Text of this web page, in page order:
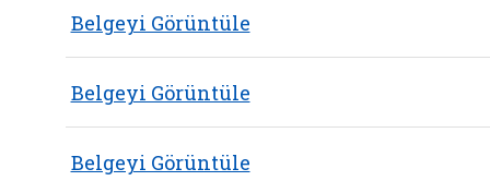
Belgeyi Görüntüle
Belgeyi Görüntüle
Belgeyi Görüntüle